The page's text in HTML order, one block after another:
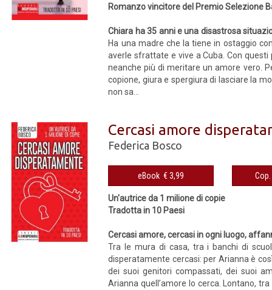
Romanzo vincitore del Premio Selezione
Chiara ha 35 anni e una disastrosa
Ha una madre che la tiene in ostaggio
averle sfrattate e vive a Cuba. Con questi
neanche più di meritare un amore vero.
copione, giura e spergiura di lasciare la
non sa...
Cercasi amore
Federica Bosco
eBook € 3,99
Un'autrice da 1 milione di copie
Tradotta in 10 Paesi
Cercasi amore, cercasi in ogni luogo,
Tra le mura di casa, tra i banchi di
disperatamente cercasi: per Arianna è
dei suoi genitori compassati, dei suoi
Arianna quell’amore lo cerca. Lontano,